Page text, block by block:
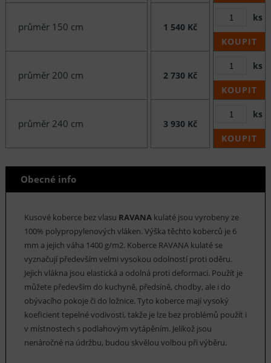
průměr 150 cm 1 540 Kč
ks
KOUPIT
průměr 200 cm 2 730 Kč
ks
KOUPIT
průměr 240 cm 3 930 Kč
ks
KOUPIT
Obecné info
Kusové koberce bez vlasu RAVANAkulaté jsou vyrobeny ze
100% polypropylenových vláken. Výška těchto koberců je 6
mm a jejich váha 1400 g/m2. Koberce RAVANA kulaté se
vyznačují především velmi vysokou odolností proti oděru.
Jejich vlákna jsou elastická a odolná proti deformaci. Použít je
můžete především do kuchyně, předsíně, chodby, ale i do
obývacího pokoje či do ložnice. Tyto koberce mají vysoký
koeficient tepelné vodivosti, takže je lze bez problémů použít i
v místnostech s podlahovým vytápěním. Jelikož jsou
nenáročné na údržbu, budou skvělou volbou při výběru.